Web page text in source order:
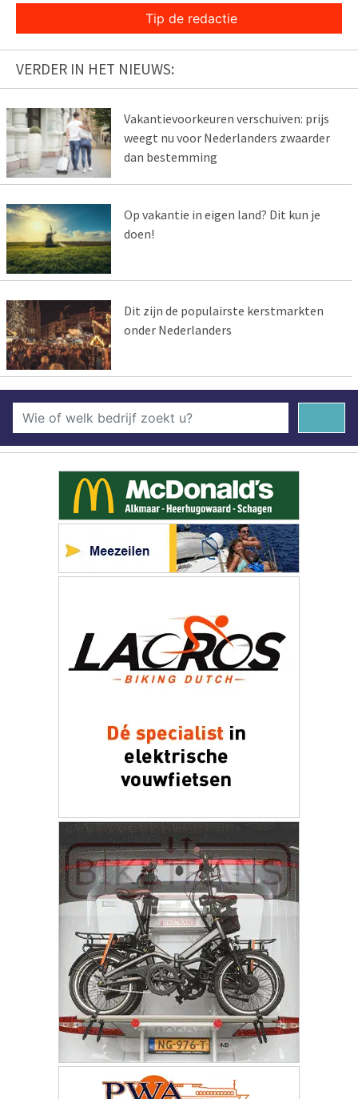
Tip de redactie
VERDER IN HET NIEUWS:
Vakantievoorkeuren verschuiven: prijs
weegt nu voor Nederlanders zwaarder
dan bestemming
Op vakantie in eigen land? Dit kun je
doen!
Dit zijn de populairste kerstmarkten
onder Nederlanders